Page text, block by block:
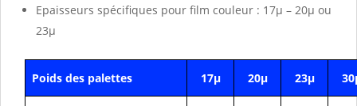
Epaisseurs spécifiques pour film couleur : 17µ – 20µ ou
23µ
Poids des palettes 17µ 20µ 23µ